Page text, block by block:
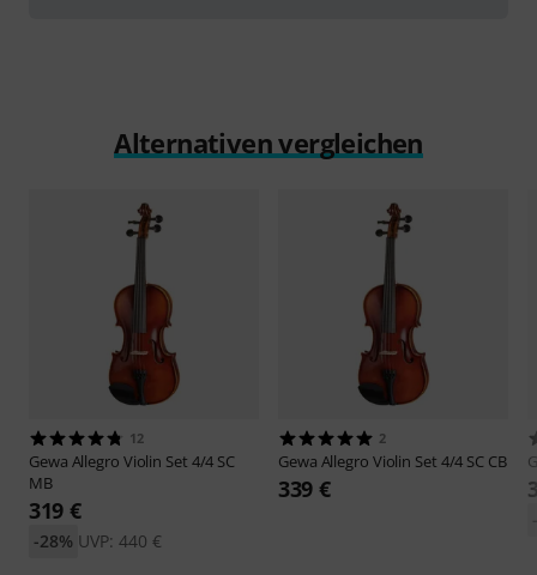
Alternativen vergleichen
12
Gewa Allegro Violin Set 4/4 SC
MB
319 €
UVP: 440 €
-28%
2
Gewa Allegro Violin Set 4/4 SC CB
339 €